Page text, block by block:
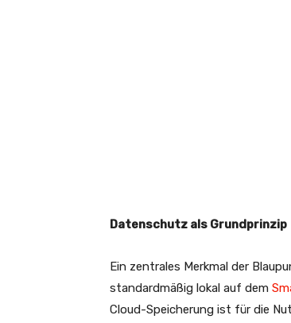
Datenschutz als Grundprinzip
Ein zentrales Merkmal der
standardmäßig lokal auf dem
Cloud-Speicherung ist für die